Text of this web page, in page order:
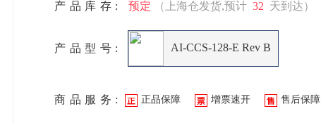
产品库存: 预定 （上海仓发货,预计 32 天到达）
产品型号: AI-CCS-128-E Rev B
商品服务: 正品保障 增票速开 售后保障